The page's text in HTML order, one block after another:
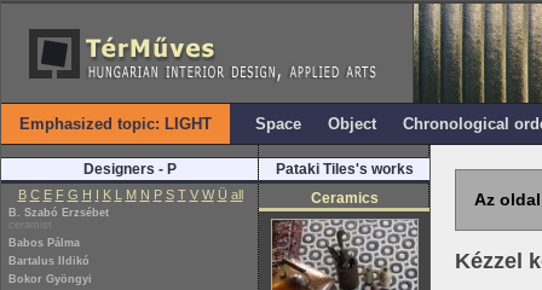
Emphasized topic: LIGHT Space Object Chronological
Designers - P
B C E F G H I K L M N P S T V W Ü all
B. Szabó Erzsébet
ceramist
Babos Pálma
Bartalus Ildikó
Bokor Gyöngyi
Pataki Tiles's works
Ceramics
Az
Kézzel